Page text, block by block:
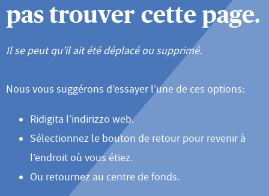
pas trouver cette page.
Il se peut qu’il ait été déplacé ou supprimé.
Nous vous suggérons d’essayer l’une de ces options:
Ridigita l’indirizzo web.
Sélectionnez le bouton de retour pour revenir à
l’endroit où vous étiez.
Ou retournez au centre de fonds.